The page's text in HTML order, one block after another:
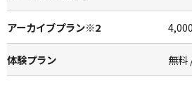
アーカイブプラン※2
体験プラン 無料